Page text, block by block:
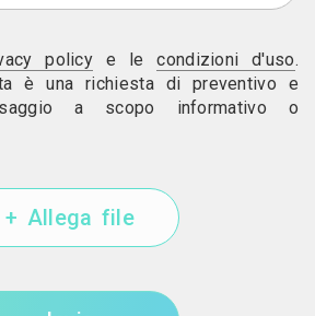
policy e lecondizioni d'uso.
è una richiesta di preventivo e
a scopo informativo o
+ Allega file